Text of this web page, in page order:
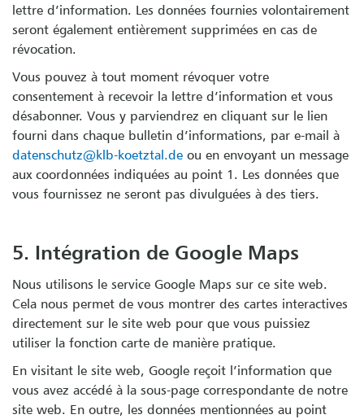
lettre d’information. Les données fournies volontairement
seront également entièrement supprimées en cas de
révocation.
Vous pouvez à tout moment révoquer votre
consentement à recevoir la lettre d’information et vous
désabonner. Vous y parviendrez en cliquant sur le lien
fourni dans chaque bulletin d’informations, par e-mail à
datenschutz@klb-koetztal.de ou en envoyant un message
aux coordonnées indiquées au point 1. Les données que
vous fournissez ne seront pas divulguées à des tiers.
5. Intégration de Google Maps
Nous utilisons le service Google Maps sur ce site web.
Cela nous permet de vous montrer des cartes interactives
directement sur le site web pour que vous puissiez
utiliser la fonction carte de manière pratique.
En visitant le site web, Google reçoit l’information que
vous avez accédé à la sous-page correspondante de notre
site web. En outre, les données mentionnées au point